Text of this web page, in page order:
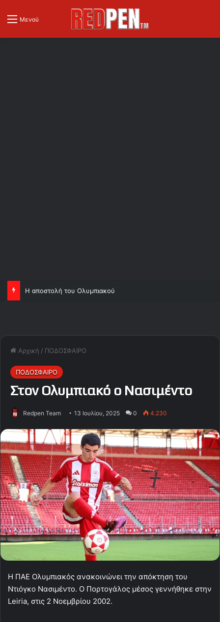
Μενού
Η αποστολή του Ολυμπιακού
Αρχική / ΠΟΔΟΣΦΑΙΡΟ
ΠΟΔΟΣΦΑΙΡΟ
Στον Ολυμπιακό ο Νασιμέντο
Redpen Team 13 Ιουλίου, 2025 0 4.230
Η ΠΑΕ Ολυμπιακός ανακοινώνει την απόκτηση του
Ντιόγκο Νασιμέντο. Ο Πορτογάλος μέσος γεννήθηκε στην
Leiria, στις 2 Νοεμβρίου 2002.